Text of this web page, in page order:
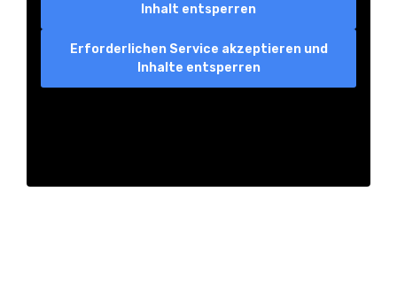
Inhalt entsperren
Erforderlichen Service akzeptieren und
Inhalte entsperren